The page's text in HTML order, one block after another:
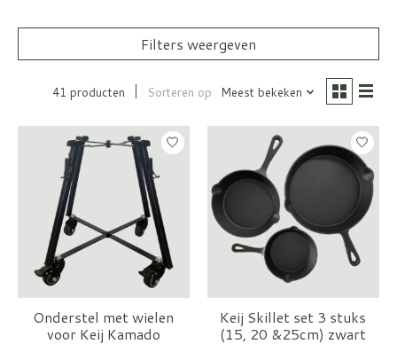
Filters weergeven
41 producten Sorteren op Meest bekeken
Onderstel met wielen
voor Keij Kamado
Keij Skillet set 3 stuks
(15, 20 &25cm) zwart